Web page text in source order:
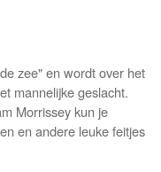
zee" en wordt over het
mannelijke geslacht.
Morrissey kun je
en andere leuke feitjes